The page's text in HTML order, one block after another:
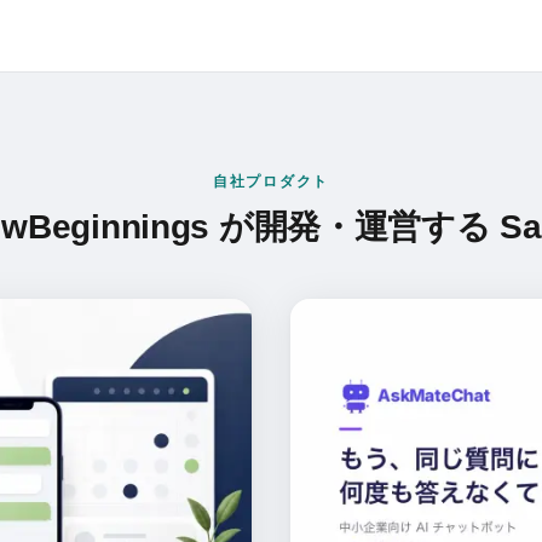
自社プロダクト
が開発・運営する